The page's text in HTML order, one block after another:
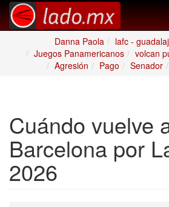
Danna Paola
lafc -
Juegos Panamericanos
volcan
Agresión
Pago Senador
Cuándo vuelve
Barcelona por
2026